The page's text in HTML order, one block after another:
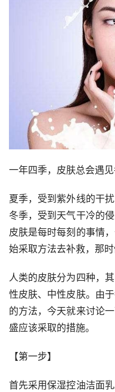
一年四季，皮肤总会遇见
夏季，受到紫外线的干
冬季，受到天气干冷的
皮肤是每时每刻的事情
始采取方法去补救，那时
人类的皮肤分为四种，
性皮肤、中性皮肤。由
的方法，今天就来讨论
盛应该采取的措施。
【第一步】
首先采用保湿控油洁面